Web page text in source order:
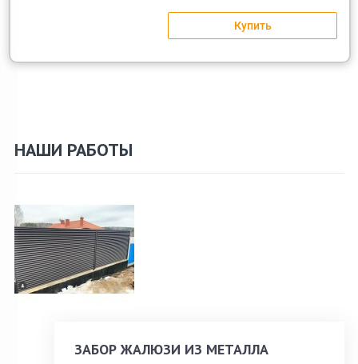
Купить
НАШИ РАБОТЫ
ЗАБОР ЖАЛЮЗИ ИЗ МЕТАЛЛА